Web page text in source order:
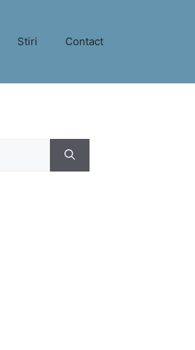
Stiri Contact